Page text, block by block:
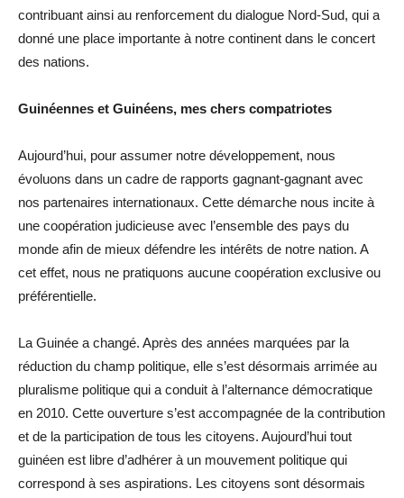
contribuant ainsi au renforcement du dialogue Nord-Sud, qui a
donné une place importante à notre continent dans le concert
des nations.
Guinéennes et Guinéens, mes chers compatriotes
Aujourd’hui, pour assumer notre développement, nous
évoluons dans un cadre de rapports gagnant-gagnant avec
nos partenaires internationaux. Cette démarche nous incite à
une coopération judicieuse avec l’ensemble des pays du
monde afin de mieux défendre les intérêts de notre nation. A
cet effet, nous ne pratiquons aucune coopération exclusive ou
préférentielle.
La Guinée a changé. Après des années marquées par la
réduction du champ politique, elle s’est désormais arrimée au
pluralisme politique qui a conduit à l’alternance démocratique
en 2010. Cette ouverture s’est accompagnée de la contribution
et de la participation de tous les citoyens. Aujourd’hui tout
guinéen est libre d’adhérer à un mouvement politique qui
correspond à ses aspirations. Les citoyens sont désormais